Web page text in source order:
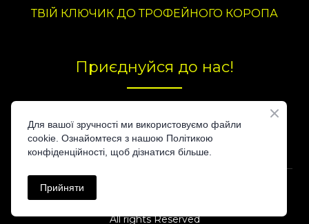
ТВІЙ КЛЮЧИК ДО ТРОФЕЙНОГО КОРОПА
Приєднуйся до нас!
All rights Reserved
Для вашої зручності ми використовуємо файли
cookie. Ознайомтеся з нашою Політикою
конфіденційності, щоб дізнатися більше.
Прийняти